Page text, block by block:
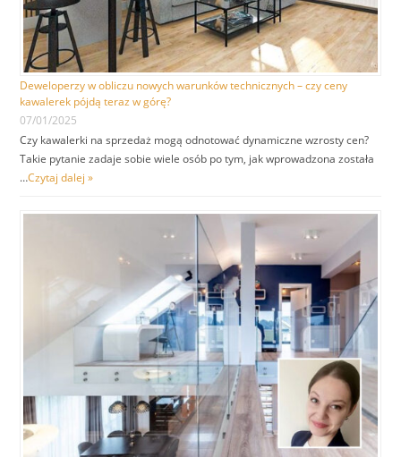
Deweloperzy w obliczu nowych warunków technicznych – czy ceny
kawalerek pójdą teraz w górę?
07/01/2025
Czy kawalerki na sprzedaż mogą odnotować dynamiczne wzrosty cen?
Takie pytanie zadaje sobie wiele osób po tym, jak wprowadzona została
…Czytaj dalej »